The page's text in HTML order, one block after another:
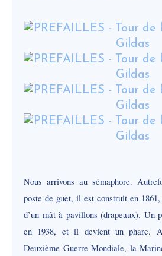
Nous arrivons au sémaphore.
poste de guet, il est construit en
d’un mât à pavillons (drapeaux). Un
en 1938, et il devient un phare.
Deuxième Guerre Mondiale, la